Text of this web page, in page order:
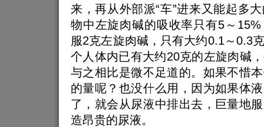
来，再从外部派“车”进来又能起多
物中左旋肉碱的吸收率只有5～
服2克左旋肉碱，只有大约0.1～0.3
个人体内已有大约20克的左旋肉碱
与之相比是微不足道的。如果不惜
的量呢？也没什么用，因为如果体
了，就会从尿液中排出去，巨量地
造昂贵的尿液。